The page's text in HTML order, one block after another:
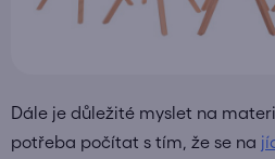
Dále je důležité myslet na
potřeba počítat s tím, že se na